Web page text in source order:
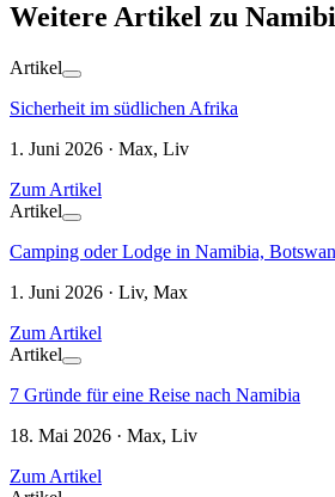
Weitere Artikel zu
Artikel
Sicherheit im südlichen Afrika
1. Juni 2026 · Max, Liv
Zum Artikel
Artikel
Camping oder Lodge in Namibia,
1. Juni 2026 · Liv, Max
Zum Artikel
Artikel
7 Gründe für eine Reise nach Namibia
18. Mai 2026 · Max, Liv
Zum Artikel